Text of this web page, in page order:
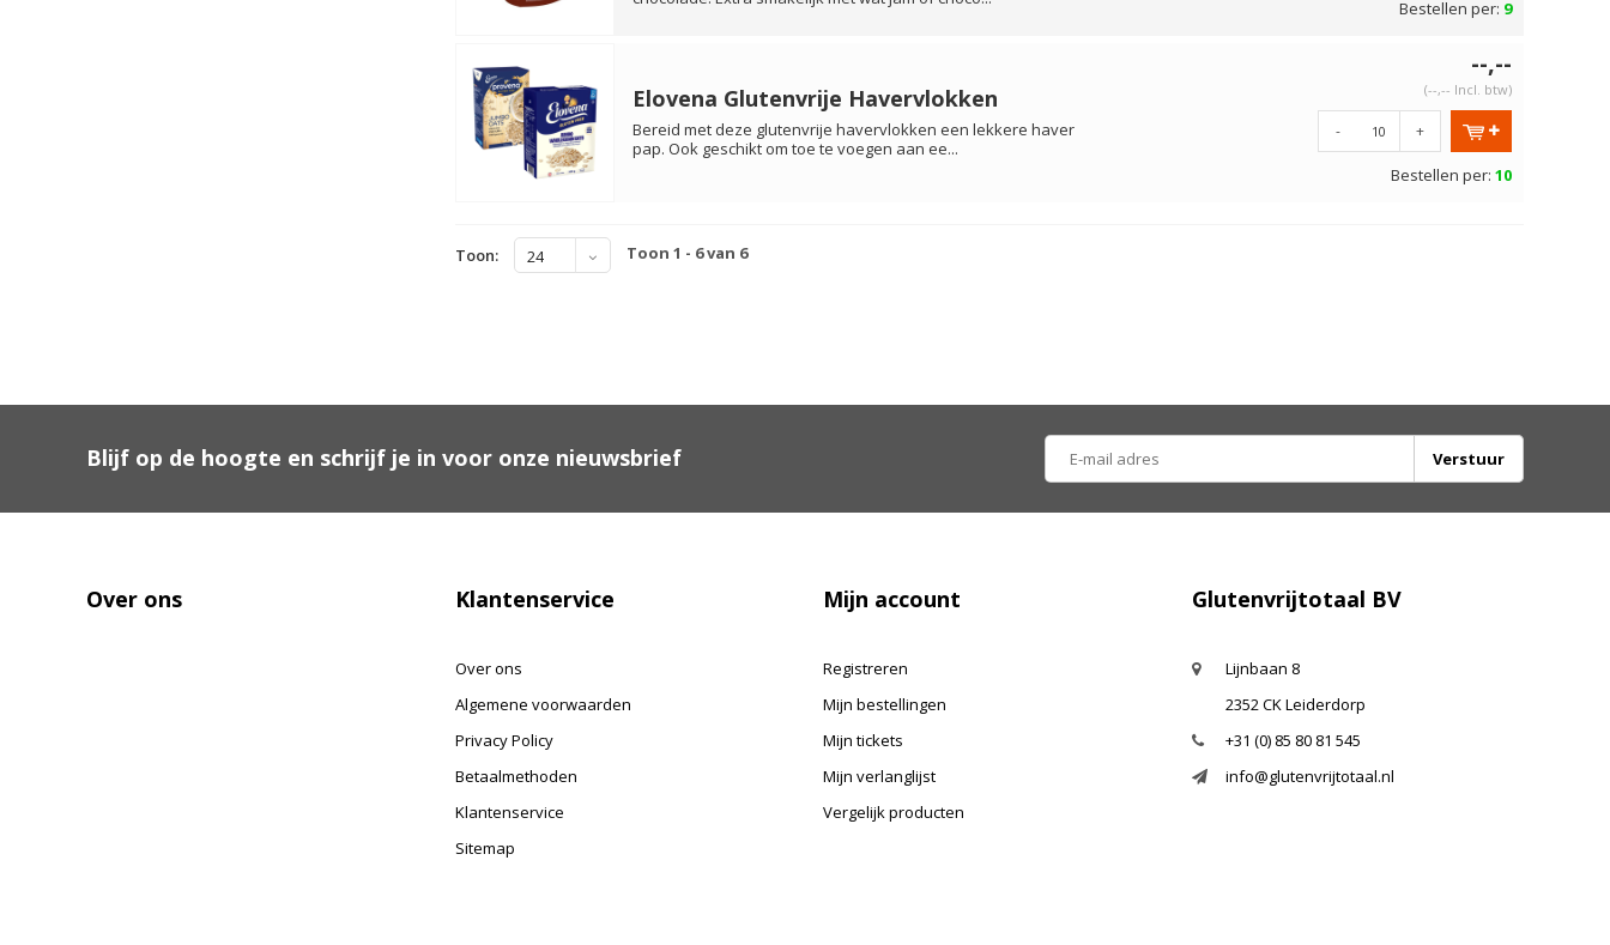
Bestellen per: 9
Elovena Glutenvrije Havervlokken
Bereid met deze glutenvrije havervlokken een lekkere haver
pap. Ook geschikt om toe te voegen aan ee...
--,--
(--,-- Incl. btw)
- +
Bestellen per: 10
Toon: 24 Toon 1 - 6 van 6
Blijf op de hoogte en schrijf je in voor onze nieuwsbrief Verstuur
Over ons Klantenservice
Over ons
Algemene voorwaarden
Privacy Policy
Betaalmethoden
Klantenservice
Sitemap
Mijn account
Registreren
Mijn bestellingen
Mijn tickets
Mijn verlanglijst
Vergelijk producten
Glutenvrijtotaal BV
Lijnbaan 8
2352 CK Leiderdorp
+31 (0) 85 80 81 545
info@glutenvrijtotaal.nl